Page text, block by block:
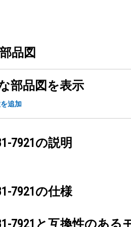
品図
部品図を表示
追加
7921 の説明
7921 の仕様
7921 と互換性のある